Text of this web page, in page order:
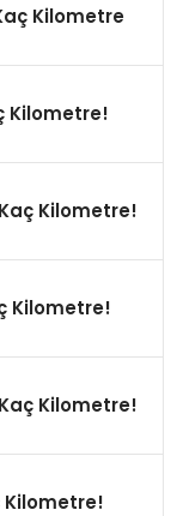
Kilometre
Kilometre!
Kilometre!
Kilometre!
Kilometre!
Kilometre!